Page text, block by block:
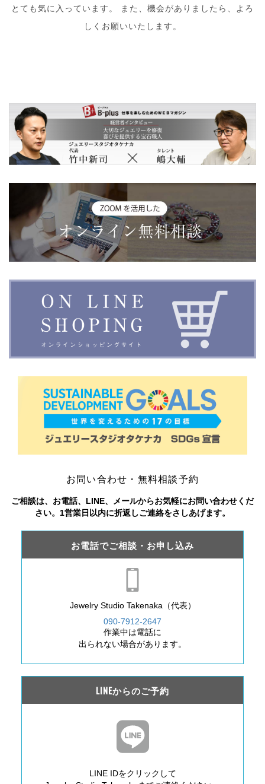
とても気に入っています。 また、機会がありましたら、よろ
しくお願いいたします。
お問い合わせ・無料相談予約
ご相談は、お電話、LINE、メールからお気軽にお問い合わせくだ
さい。1営業日以内に折返しご連絡をさしあげます。
お電話でご相談・お申し込み
Jewelry Studio Takenaka（代表）
090-7912-2647
作業中は電話に
出られない場合があります。
LINEからのご予約
LINE IDをクリックして